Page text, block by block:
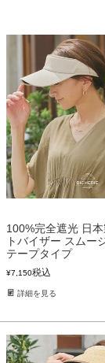
100%完全遮光 日
トバイザー スムー
テープタイプ
¥7,150税込
詳細を見る